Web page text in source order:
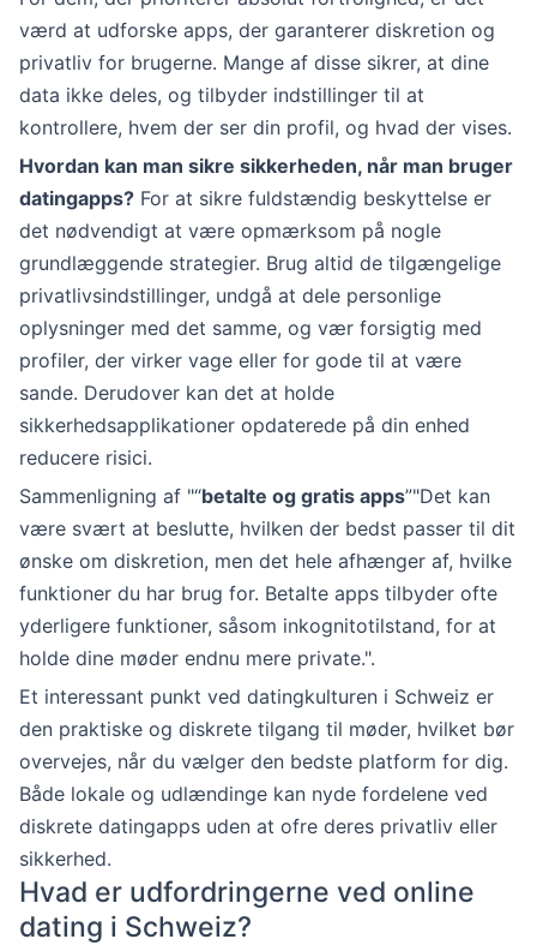
værd at udforske apps, der garanterer diskretion og
privatliv for brugerne. Mange af disse sikrer, at dine
data ikke deles, og tilbyder indstillinger til at
kontrollere, hvem der ser din profil, og hvad der vises.
Hvordan kan man sikre sikkerheden, når man bruger
datingapps? For at sikre fuldstændig beskyttelse er
det nødvendigt at være opmærksom på nogle
grundlæggende strategier. Brug altid de tilgængelige
privatlivsindstillinger, undgå at dele personlige
oplysninger med det samme, og vær forsigtig med
profiler, der virker vage eller for gode til at være
sande. Derudover kan det at holde
sikkerhedsapplikationer opdaterede på din enhed
reducere risici.
Sammenligning af "“betalte og gratis apps”"Det kan
være svært at beslutte, hvilken der bedst passer til dit
ønske om diskretion, men det hele afhænger af, hvilke
funktioner du har brug for. Betalte apps tilbyder ofte
yderligere funktioner, såsom inkognitotilstand, for at
holde dine møder endnu mere private.".
Et interessant punkt ved datingkulturen i Schweiz er
den praktiske og diskrete tilgang til møder, hvilket bør
overvejes, når du vælger den bedste platform for dig.
Både lokale og udlændinge kan nyde fordelene ved
diskrete datingapps uden at ofre deres privatliv eller
sikkerhed.
Hvad er udfordringerne ved online
dating i Schweiz?